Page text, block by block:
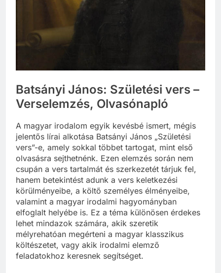
Batsányi János: Születési vers –
Verselemzés, Olvasónapló
A magyar irodalom egyik kevésbé ismert, mégis
jelentős lírai alkotása Batsányi János „Születési
vers”-e, amely sokkal többet tartogat, mint első
olvasásra sejthetnénk. Ezen elemzés során nem
csupán a vers tartalmát és szerkezetét tárjuk fel,
hanem betekintést adunk a vers keletkezési
körülményeibe, a költő személyes élményeibe,
valamint a magyar irodalmi hagyományban
elfoglalt helyébe is. Ez a téma különösen érdekes
lehet mindazok számára, akik szeretik
mélyrehatóan megérteni a magyar klasszikus
költészetet, vagy akik irodalmi elemző
feladatokhoz keresnek segítséget.